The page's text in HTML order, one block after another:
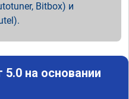
Bitbox) и
на основании